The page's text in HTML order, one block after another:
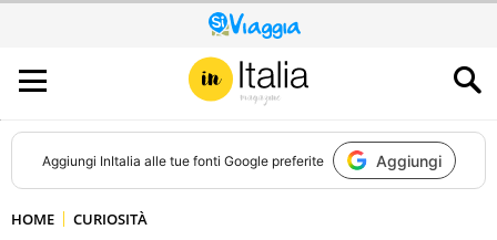
QUESTO
SITO
CONTRIBUISCE
ALL’AUDIENCE
DI
Aggiungi InItalia alle tue fonti Google preferite Aggiungi
HOME CURIOSITÀ